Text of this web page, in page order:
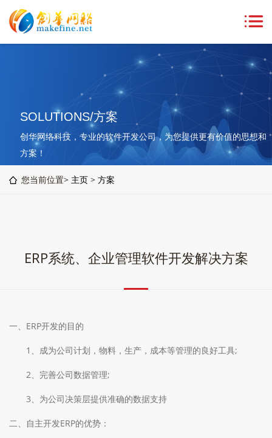
SOLUTIONS/方案
创华网络科技，专业的软件开发公司，为您提供更有价值的思想和
方案！
您当前位置> 主页 > 方案
ERP系统、企业管理软件开发解决方案
一、ERP开发的目的
1、成为公司计划，物料，生产，成本等管理的良好工具;
2、完善公司数据管理;
3、为公司决策层提供准确的数据支持
二、自主开发ERP的优势：